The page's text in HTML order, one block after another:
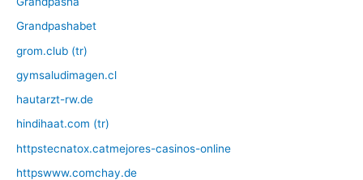
Grandpashabet
grom.club (tr)
gymsaludimagen.cl
hautarzt-rw.de
hindihaat.com (tr)
httpstecnatox.catmejores-casinos-online
httpswww.comchay.de